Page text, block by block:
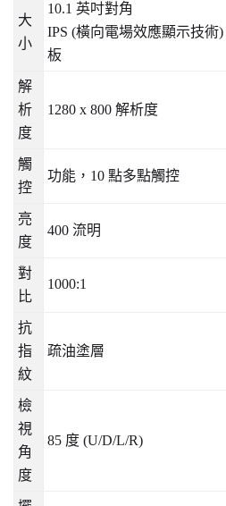
大
小
10.1 英吋對角
IPS (橫向電場效應顯示技術)
板
解
析
度
1280 x 800 解析度
觸
控
功能， 10 點多點觸控
亮
度
400 流明
對
比
1000:1
抗
指
紋
疏油塗層
檢
視
角
度
85 度 (U/D/L/R)